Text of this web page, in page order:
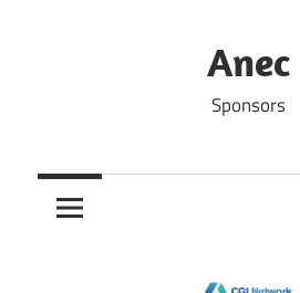
Anec
Sponsors